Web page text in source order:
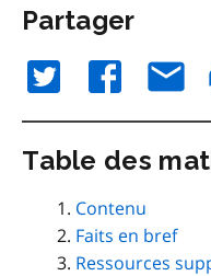
Partager
Table des
Contenu
Faits en bref
Ressources